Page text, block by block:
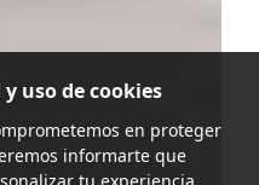
uso de cookies
en proteger
informarte que